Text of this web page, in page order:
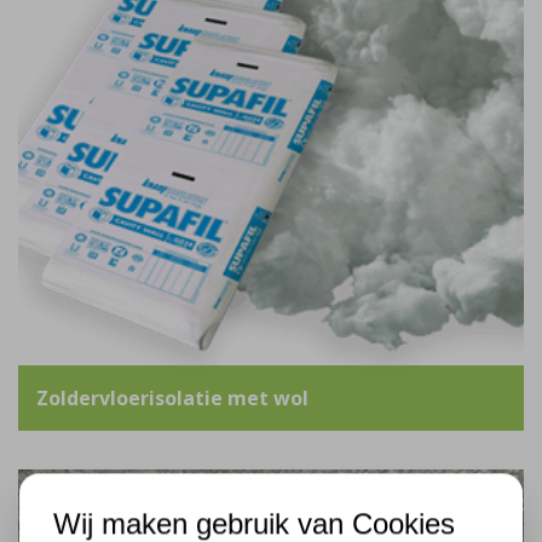
Zoldervloerisolatie met wol
Wij maken gebruik van Cookies